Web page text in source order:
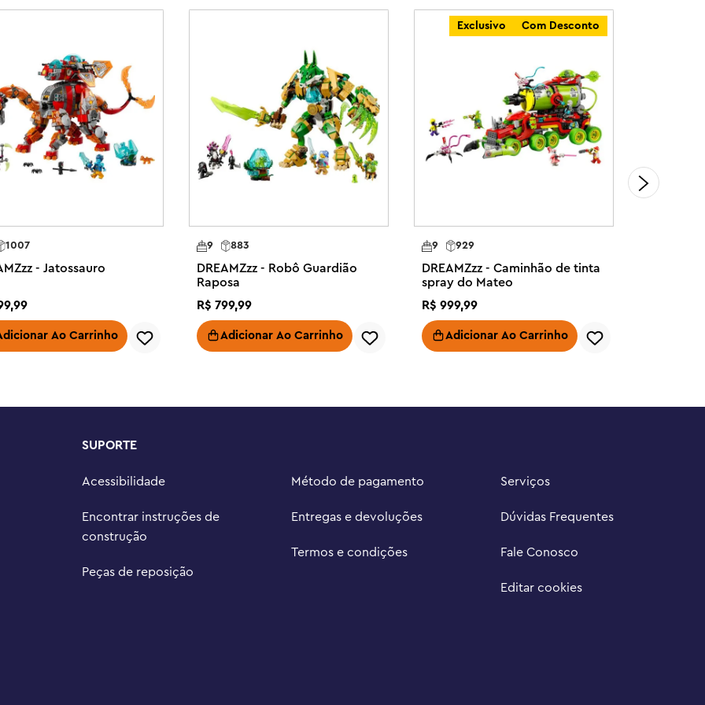
de dramatização.
com os brinquedos
e meninas a partir de 9 anos
construir um brinquedo de
independentes e sem
as crianças construam sua
para fãs de bruxas, lobos
baseadas em histórias que
as crianças podem alternar
1007
- Jatossauro
,99
Ao Carrinho
883
9
DREAMZzz - Robô Guardião
Raposa
R$ 799,99
Adicionar Ao Carrinho
Exclusivo Com Desconto
929
9
DREAMZzz - Caminhão de tinta
spray do Mateo
R$ 999,99
Adicionar Ao Carrinho
SUPORTE
Acessibilidade
Encontrar instruções de
construção
Peças de reposição
Método de pagamento
Entregas e devoluções
Termos e condições
Serviços
Dúvidas Frequentes
Fale Conosco
Editar cookies